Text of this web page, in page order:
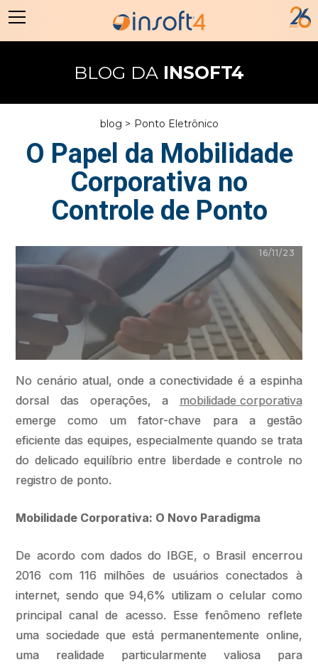
BLOG DAINSOFT4
blog > Ponto Eletrônico
O Papel da Mobilidade
Corporativa no
Controle de Ponto
16/11/23
No cenário atual, onde a conectividade é a espinha
dorsal das operações, a mobilidade corporativa
emerge como um fator-chave para a gestão
eficiente das equipes, especialmente quando se trata
do delicado equilíbrio entre liberdade e controle no
registro de ponto.
Mobilidade Corporativa: O Novo Paradigma
De acordo com dados do IBGE, o Brasil encerrou
2016 com 116 milhões de usuários conectados à
internet, sendo que 94,6% utilizam o celular como
principal canal de acesso. Esse fenômeno reflete
uma sociedade que está permanentemente online,
uma realidade particularmente valiosa para